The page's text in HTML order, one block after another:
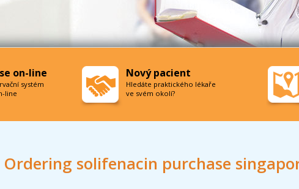
Ordering solifenacin purchase
on-line
systém
line
Nový pacient
Hledáte praktického lékaře
ve svém okolí?